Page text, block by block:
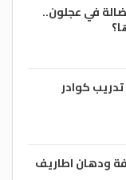
في عجلون..
كوادر
ودهان اطاريف